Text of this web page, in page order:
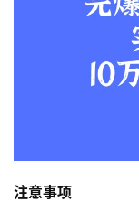
注意事项